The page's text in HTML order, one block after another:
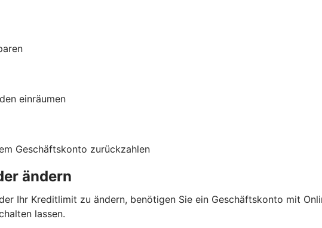
einräumen
Geschäftskonto zurückzahlen
ändern
Ihr Kreditlimit zu ändern, benötigen Sie ein Geschäftskonto mit
lassen.